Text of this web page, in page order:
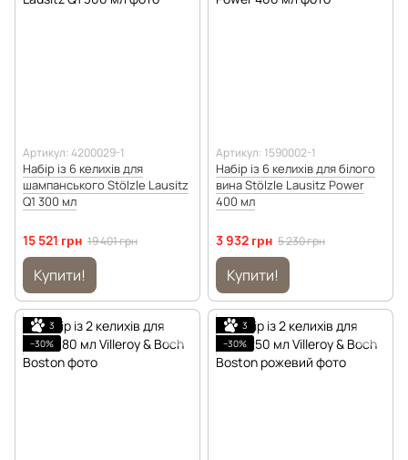
Артикул: 4200029-1
Набір із 6 келихів для
шампанського Stölzle Lausitz
Q1 300 мл
15 521 грн 19 401 грн
Купити!
Артикул: 1590002-1
Набір із 6 келихів для білого
вина Stölzle Lausitz Power
400 мл
3 932 грн 5 230 грн
Купити!
3
−30%
3
−30%